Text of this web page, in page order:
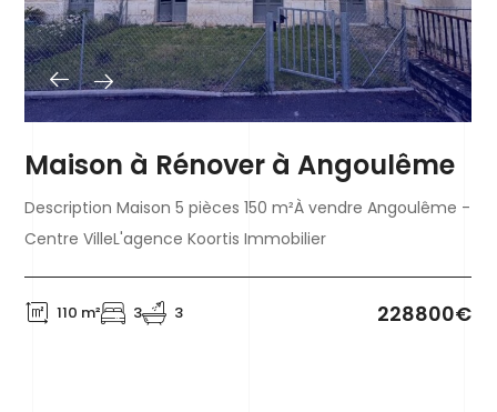
Maison à Rénover à Angoulême
Description Maison 5 pièces 150 m²À vendre Angoulême -
Centre VilleL'agence Koortis Immobilier
110 m² 3 3 228800€